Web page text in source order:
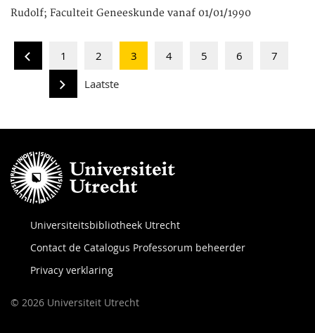
Rudolf; Faculteit Geneeskunde vanaf 01/01/1990
1 2 3 4 5 6
7
Laatste
Universiteitsbibliotheek Utrecht
Contact de Catalogus Professorum beheerder
Privacy verklaring
© 2026 Universiteit Utrecht